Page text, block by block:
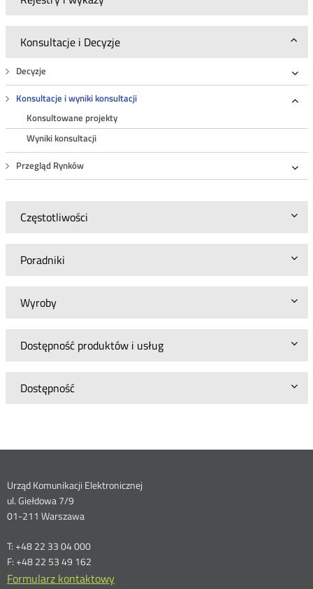
Konsultacje i Decyzje
Decyzje
Konsultacje i wyniki konsultacji
Konsultowane projekty
Wyniki konsultacji
Przegląd Rynków
Częstotliwości
Poradniki
Wyroby
Dostępność produktów i usług
Dostępność
Dane
kontaktowe
Urząd Komunikacji Elektronicznej
ul. Giełdowa 7/9
01-211 Warszawa
T: +48 22 33 04 000
F: +48 22 53 49 162
Formularz kontaktowy